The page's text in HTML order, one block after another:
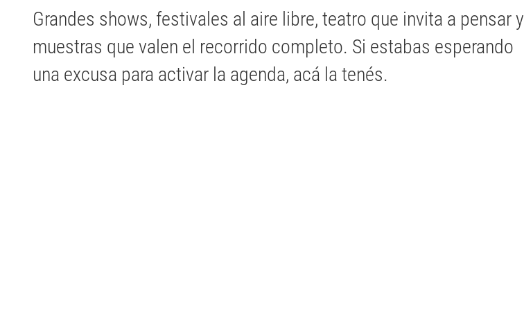
Grandes shows, festivales al aire libre, teatro que invita a pensar y
muestras que valen el recorrido completo. Si estabas esperando
una excusa para activar la agenda, acá la tenés.